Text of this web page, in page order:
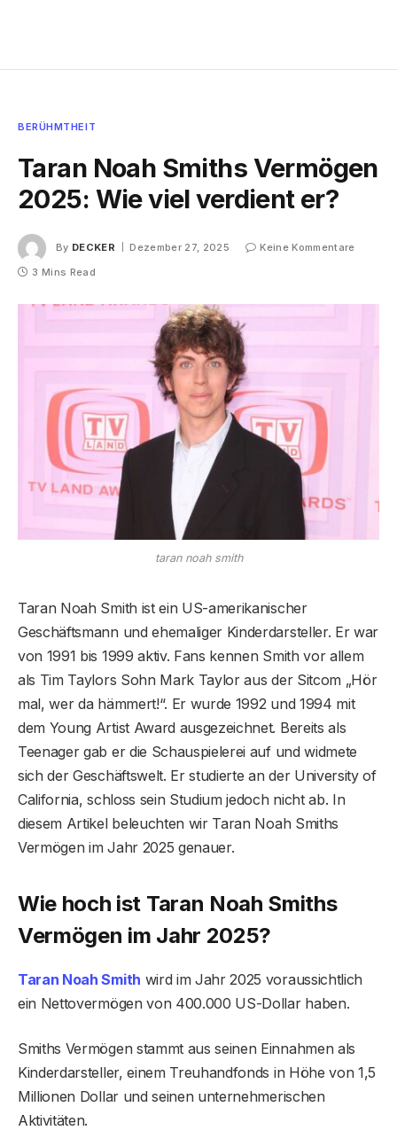
BERÜHMTHEIT
Taran Noah Smiths Vermögen
2025: Wie viel verdient er?
By DECKER Dezember 27, 2025
Keine Kommentare
3 Mins Read
taran noah smith
Taran Noah Smith ist ein US-amerikanischer
Geschäftsmann und ehemaliger Kinderdarsteller. Er war
von 1991 bis 1999 aktiv. Fans kennen Smith vor allem
als Tim Taylors Sohn Mark Taylor aus der Sitcom „Hör
mal, wer da hämmert!“. Er wurde 1992 und 1994 mit
dem Young Artist Award ausgezeichnet. Bereits als
Teenager gab er die Schauspielerei auf und widmete
sich der Geschäftswelt. Er studierte an der University of
California, schloss sein Studium jedoch nicht ab. In
diesem Artikel beleuchten wir Taran Noah Smiths
Vermögen im Jahr 2025 genauer.
Wie hoch ist Taran Noah Smiths
Vermögen im Jahr 2025?
Taran Noah Smith wird im Jahr 2025 voraussichtlich
ein Nettovermögen von 400.000 US-Dollar haben.
Smiths Vermögen stammt aus seinen Einnahmen als
Kinderdarsteller, einem Treuhandfonds in Höhe von 1,5
Millionen Dollar und seinen unternehmerischen
Aktivitäten.